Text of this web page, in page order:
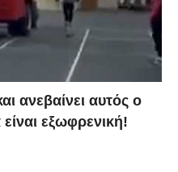
ανεβαίνει αυτός ο
εξωφρενική!